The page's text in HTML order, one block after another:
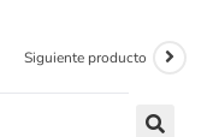
Siguiente producto